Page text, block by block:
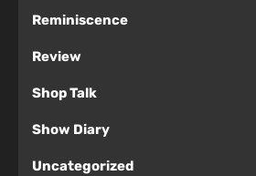
Reminiscence
Review
Shop Talk
Show Diary
Uncategorized